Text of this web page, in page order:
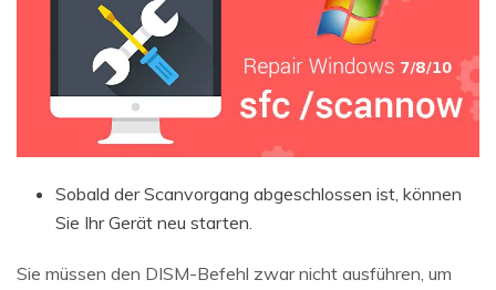
Sobald der Scanvorgang abgeschlossen ist, können
Sie Ihr Gerät neu starten.
Sie müssen den DISM-Befehl zwar nicht ausführen, um